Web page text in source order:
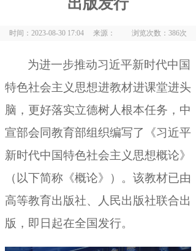
出版发行
时间：2023-08-30 17:04 来源： 浏览次数： 386次
为进一步推动习近平新时代中国
特色社会主义思想进教材进课堂进头
脑 ， 更好落实立德树人根本任务，中
宣部会同教育部组织编写了《习近平
新时代中国特色社会主义思想概论》
（以下简称《概论》） 。 该教材已由
高等教育出版社、人民出版社联合出
版，即日起在全国发行。